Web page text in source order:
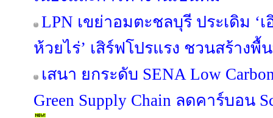
LPN เขย่าอมตะชลบุรี ประเดิม ‘เ
ห้วยไร่’ เสิร์ฟโปรแรง ชวนสร้าง
เสนา ยกระดับ SENA Low
Green Supply Chain ลดคาร์บอน